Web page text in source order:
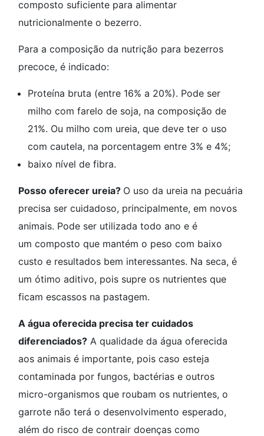
composto suficiente para alimentar
nutricionalmente o bezerro.
Para a composição da nutrição para bezerros
precoce, é indicado:
Proteína bruta (entre 16% a 20%). Pode ser
milho com farelo de soja, na composição de
21%. Ou milho com ureia, que deve ter o uso
com cautela, na porcentagem entre 3% e 4%;
baixo nível de fibra.
Posso oferecer ureia? O uso da ureia na pecuária
precisa ser cuidadoso, principalmente, em novos
animais. Pode ser utilizada todo ano e é
um composto que mantém o peso com baixo
custo e resultados bem interessantes. Na seca, é
um ótimo aditivo, pois supre os nutrientes que
ficam escassos na pastagem.
A água oferecida precisa ter cuidados
diferenciados? A qualidade da água oferecida
aos animais é importante, pois caso esteja
contaminada por fungos, bactérias e outros
micro-organismos que roubam os nutrientes, o
garrote não terá o desenvolvimento esperado,
além do risco de contrair doenças como